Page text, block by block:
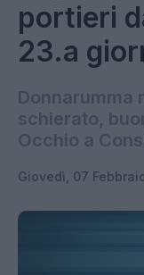
portieri
23.a
Donnarumma
schierato,
Occhio a
Giovedì, 07